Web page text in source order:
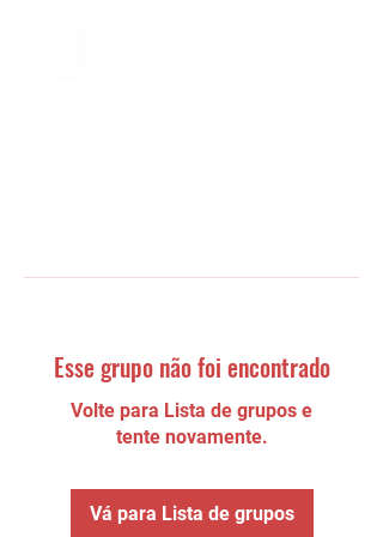
Esse grupo não foi encontrado
Volte para Lista de grupos e
tente novamente.
Vá para Lista de grupos